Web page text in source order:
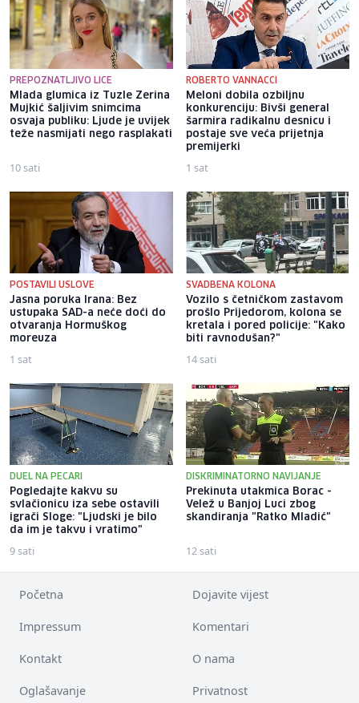
PREPOZNATLJIVO LICE
Mlada glumica iz Tuzle Zerina
Mujkić šaljivim snimcima
osvaja publiku: Ljude je uvijek
teže nasmijati nego rasplakati
10 sati
ROBERTO VANNACCI
Meloni dobila ozbiljnu
konkurenciju: Bivši general
šarmira radikalnu desnicu i
postaje sve veća prijetnja
premijerki
1 sat
POSTAVILI USLOVE
Jasna poruka Irana: Bez
ustupaka SAD-a neće doći do
otvaranja Hormuškog
moreuza
1 sat
SVADBENA KOLONA
Vozilo s četničkom zastavom
prošlo Prijedorom, kolona se
kretala i pored policije: "Kako
biti ravnodušan?"
14 sati
DUEL NA PECARI
Pogledajte kakvu su
svlačionicu iza sebe ostavili
igrači Sloge: "Ljudski je bilo
da im je takvu i vratimo"
9 sati
DISKRIMINATORNO NAVIJANJE
Prekinuta utakmica Borac -
Velež u Banjoj Luci zbog
skandiranja "Ratko Mladić"
12 sati
Početna Dojavite vijest
Impressum Komentari
Kontakt O nama
Oglašavanje Privatnost